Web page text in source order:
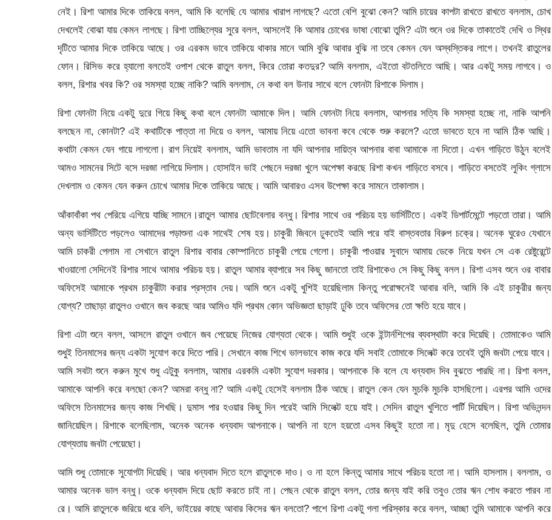
নেই। রিশা আমার দিকে তাকিয়ে বলল, আমি কি বলেছি যে আমার খারাপ লাগছে? এতো বেশি বুঝো কেন? আমি চায়ের কাপটা রাখতে রাখতে বললাম, চোখ
দেখলেই বোঝা যায় কেমন লাগছে। রিশা তাচ্ছিল্যের সুরে বলল, আসলেই কি আমার চোখের ভাষা বোঝো তুমি? এটা শুনে ওর দিকে তাকাতেই দেখি ও স্থির
দৃটিতে আমার দিকে তাকিয়ে আছে। ওর এরকম ভাবে তাকিয়ে থাকার মানে আমি বুঝি আবার বুঝি না তবে কেমন যেন অস্বস্তিকর লাগে। তখনই রাতুলের
ফোন। রিসিভ করে হ্যালো বলতেই ওপাশ থেকে রাতুল বলল, কিরে তোরা কতদুর? আমি বললাম, এইতো বটতলিতে আছি। আর একটু সময় লাগবে। ও
বলল, রিশার খবর কি? ওর সমস্যা হচ্ছে নাকি? আমি বললাম, নে কথা বল উনার সাথে বলে ফোনটা রিশাকে দিলাম।
রিশা ফোনটা নিয়ে একটু দুরে গিয়ে কিছু কথা বলে ফোনটা আমাকে দিল। আমি ফোনটা নিয়ে বললাম, আপনার সত্যি কি সমস্যা হচ্ছে না, নাকি আপনি
বলছেন না, কোনটা? এই কথাটিকে পাত্তা না দিয়ে ও বলল, আমায় নিয়ে এতো ভাবনা কবে থেকে শুরু করলে? এতো ভাবতে হবে না আমি ঠিক আছি।
কথাটা কেমন যেন গায়ে লাগলো। রাগ নিয়েই বললাম, আমি ভাবতাম না যদি আপনার দায়িত্ব আপনার বাবা আমাকে না দিতো। এখন গাড়িতে উঠুন বলেই
আমও সামনের সিটে বসে দরজা লাগিয়ে দিলাম। হোসাইন ভাই পেছনে দরজা খুলে অপেক্ষা করছে রিশা কখন গাড়িতে বসবে। গাড়িতে বসতেই লুকিং গ্লাসে
দেখলাম ও কেমন যেন করুন চোখে আমার দিকে তাকিয়ে আছে। আমি আবারও এসব উপেক্ষা করে সামনে তাকালাম।
আঁকাবাঁকা পথ পেরিয়ে এগিয়ে যাচ্ছি সামনে।রাতুল আমার ছোটবেলার বন্ধু। রিশার সাথে ওর পরিচয় হয় ভার্সিটিতে। একই ডিপার্টমেন্টে পড়তো তারা। আমি
অন্য ভার্সিটিতে পড়লেও আমাদের পড়াশুনা এক সাথেই শেষ হয়। চাকুরী জিবনে ঢুকতেই আমি পরে যাই বাস্তবতার বিরুপ চক্রে। অনেক ঘুরেও যেখানে
আমি চাকরী পেলাম না সেখানে রাতুল রিশার বাবার কোম্পানিতে চাকুরী পেয়ে গেলো। চাকুরী পাওয়ার সুবাদে আমায় ডেকে নিয়ে যখন সে এক রেষ্টুরেন্টে
খাওয়ালো সেদিনেই রিশার সাথে আমার পরিচয় হয়। রাতুল আমার ব্যাপারে সব কিছু জানতো তাই রিশাকেও সে কিছু কিছু বলল। রিশা এসব শুনে ওর বাবার
অফিসেই আমাকে প্রথম চাকুরীটা করার প্রস্তাব দেয়। আমি শুনে একটু খুশিই হয়েছিলাম কিন্তু পরোক্ষনেই আবার বলি, আমি কি এই চাকুরীর জন্য
যোগ্য? তাছাড়া রাতুলও ওখানে জব করছে আর আমিও যদি প্রথম কোন অভিজ্ঞতা ছাড়াই ঢুকি তবে অফিসের তো ক্ষতি হয়ে যাবে।
রিশা এটা শুনে বলল, আসলে রাতুল ওখানে জব পেয়েছে নিজের যোগ্যতা থেকে। আমি শুধুই ওকে ইন্টার্নশিপের ব্যবস্থাটা করে দিয়েছি। তোমাকেও আমি
শুধুই তিনমাসের জন্য একটা সুযোগ করে দিতে পারি। সেখানে কাজ শিখে ভালভাবে কাজ করে যদি সবাই তোমাকে সিলেক্ট করে তবেই তুমি জবটা পেয়ে যাবে।
আমি সবটা শুনে করুন মুখে শুধু এটুকু বললাম, আমার এরকমি একটা সুযোগ দরকার। আপনাকে কি বলে যে ধন্যবাদ দিব বুঝতে পারছি না। রিশা বলল,
আমাকে আপনি করে বলছো কেন? আমরা বন্ধু না? আমি একটু হেসেই বললাম ঠিক আছে। রাতুল কেন যেন মুচকি মুচকি হাসছিলো। এরপর আমি ওদের
অফিসে তিনমাসের জন্য কাজ শিখছি। দুমাস পার হওয়ার কিছু দিন পরেই আমি সিলেক্ট হয়ে যাই। সেদিন রাতুল খুশিতে পার্টি দিয়েছিল। রিশা অভিনন্দন
জানিয়েছিল। রিশাকে বলেছিলাম, অনেক অনেক ধন্যবাদ আপনাকে। আপনি না হলে হয়তো এসব কিছুই হতো না। মৃদু হেসে বলেছিল, তুমি তোমার
যোগ্যতায় জবটা পেয়েছো।
আমি শুধু তোমাকে সুযোগটা দিয়েছি। আর ধন্যবাদ দিতে হলে রাতুলকে দাও। ও না হলে কিন্তু আমার সাথে পরিচয় হতো না। আমি হাসলাম। বললাম, ও
আমার অনেক ভাল বন্ধু। ওকে ধন্যবাদ দিয়ে ছোট করতে চাই না। পেছন থেকে রাতুল বলল, তোর জন্য যাই করি তবুও তোর ঋন শোধ করতে পারব না
রে। আমি রাতুলকে জরিয়ে ধরে বলি, ভাইয়ের কাছে আবার কিসের ঋন বলতো? পাশে রিশা একটু গলা পরিস্কার করে বলল, আচ্ছা তুমি আমাকে আপনি করে